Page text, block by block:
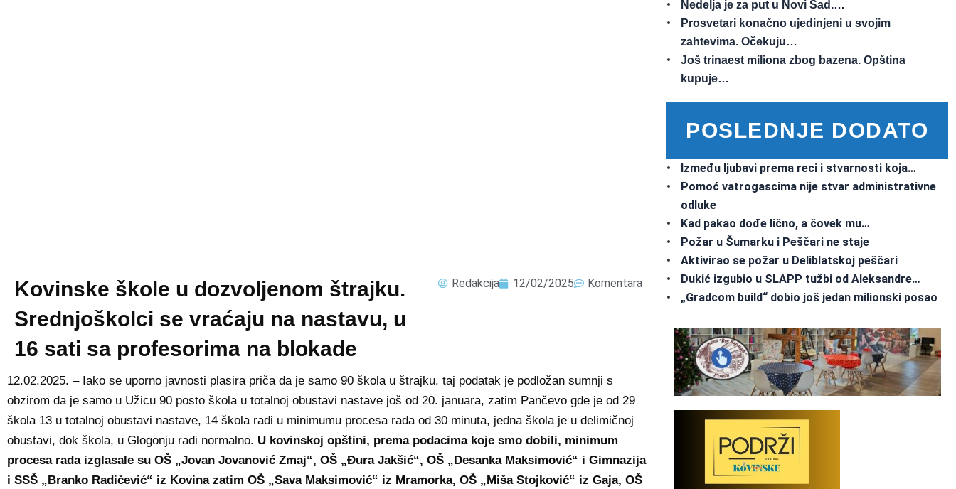
Kovinske škole u dozvoljenom štrajku.
Srednjoškolci se vraćaju na nastavu, u
16 sati sa profesorima na blokade
Redakcija 12/02/2025 Komentara
12.02.2025. – Iako se uporno javnosti plasira priča da je samo 90 škola u štrajku, taj podatak je podložan sumnji s
obzirom da je samo u Užicu 90 posto škola u totalnoj obustavi nastave još od 20. januara, zatim Pančevo gde je od 29
škola 13 u totalnoj obustavi nastave, 14 škola radi u minimumu procesa rada od 30 minuta, jedna škola je u delimičnoj
obustavi, dok škola, u Glogonju radi normalno. U kovinskoj opštini, prema podacima koje smo dobili, minimum
procesa rada izglasale su OŠ „Jovan Jovanović Zmaj“, OŠ „Đura Jakšić“, OŠ „Desanka Maksimović“ i Gimnazija
i SSŠ „Branko Radičević“ iz Kovina zatim OŠ „Sava Maksimović“ iz Mramorka, OŠ „Miša Stojković“ iz Gaja, OŠ
Nedelja je za put u Novi Sad.…
Prosvetari konačno ujedinjeni u svojim
zahtevima. Očekuju…
Još trinaest miliona zbog bazena. Opština
kupuje…
POSLEDNJE DODATO
Između ljubavi prema reci i stvarnosti koja…
Pomoć vatrogascima nije stvar administrativne
odluke
Kad pakao dođe lično, a čovek mu…
Požar u Šumarku i Peščari ne staje
Aktivirao se požar u Deliblatskoj peščari
Dukić izgubio u SLAPP tužbi od Aleksandre…
„Gradcom build“ dobio još jedan milionski posao